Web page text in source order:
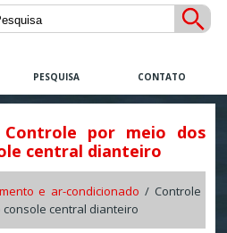
PESQUISA CONTATO
Controle por meio dos
central dianteiro
e ar-condicionado / Controle
central dianteiro